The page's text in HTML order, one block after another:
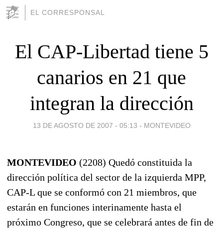
EL CORRESPONSAL
El CAP-Libertad tiene 5
canarios en 21 que
integran la dirección
13 DE AGOSTO DE 2007 - 05:13 - MONTEVIDEO
MONTEVIDEO (2208) Quedó constituida la
dirección política del sector de la izquierda MPP,
CAP-L que se conformó con 21 miembros, que
estarán en funciones interinamente hasta el
próximo Congreso, que se celebrará antes de fin de